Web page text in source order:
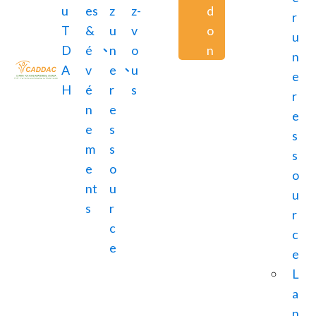
u
T
D
A
H
es
&
é
v
é
n
e
m
e
nt
s
z
u
n
e
r
e
s
s
o
u
r
c
e
z-
v
o
u
s
d
o
n
r
u
n
e
r
e
s
s
o
u
r
c
e
L
a